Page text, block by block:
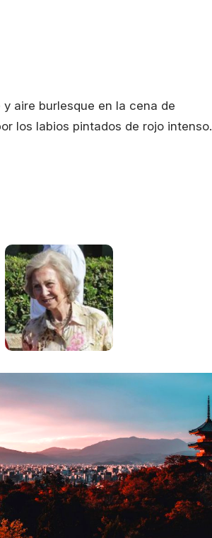
aire burlesque en la cena de
los labios pintados de rojo intenso.